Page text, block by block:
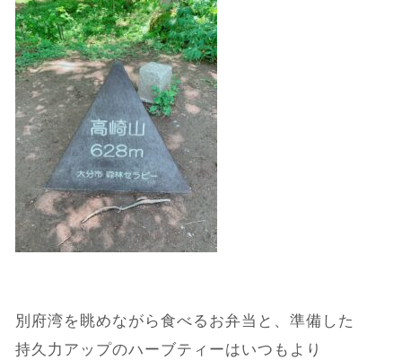
別府湾を眺めながら食べるお弁当と、準備した
持久力アップのハーブティーはいつもより